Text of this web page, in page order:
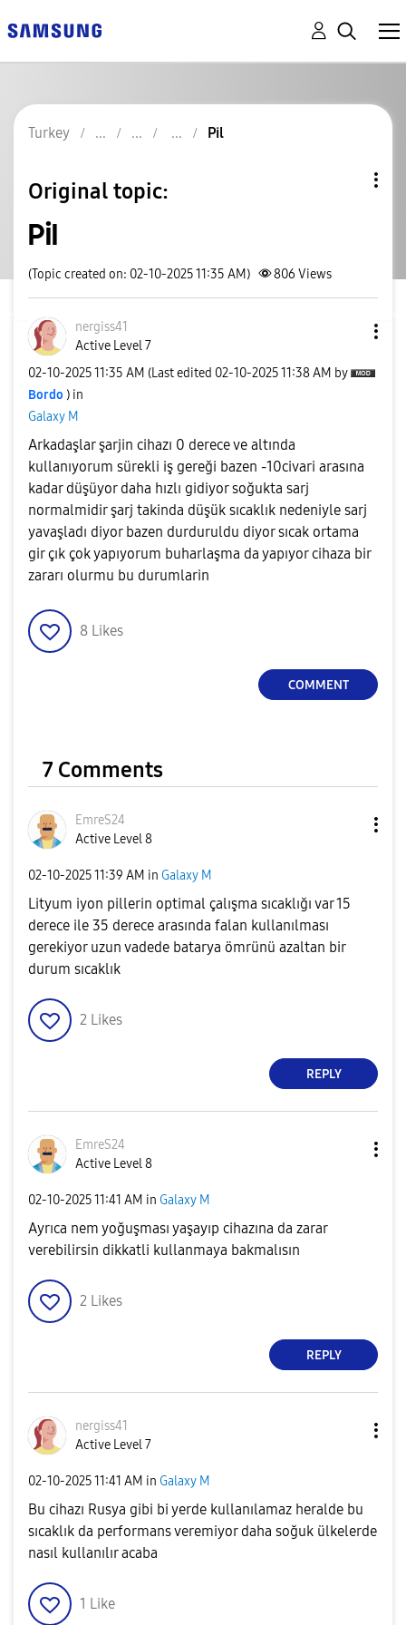
Turkey Pil
Original topic:
Pil
(Topic created on: 02-10-2025 11:35 AM) 806 Views
nergiss41
Active Level 7
‎02-10-202511:35 AM (Last edited ‎02-10-202511:38 AM by
Bordo ) in
Galaxy M
Arkadaşlar şarjin cihazı 0 derece ve altında
kullanıyorum sürekli iş gereği bazen -10civari arasına
kadar düşüyor daha hızlı gidiyor soğukta sarj
normalmidir şarj takinda düşük sıcaklık nedeniyle sarj
yavaşladı diyor bazen durduruldu diyor sıcak ortama
gir çık çok yapıyorum buharlaşma da yapıyor cihaza bir
zararı olurmu bu durumlarin
8 Likes
COMMENT
7 Comments
EmreS24
Active Level 8
‎02-10-202511:39 AM in Galaxy M
Lityum iyon pillerin optimal çalışma sıcaklığı var 15
derece ile 35 derece arasında falan kullanılması
gerekiyor uzun vadede batarya ömrünü azaltan bir
durum sıcaklık
2 Likes
REPLY
EmreS24
Active Level 8
‎02-10-202511:41 AM in Galaxy M
Ayrıca nem yoğuşması yaşayıp cihazına da zarar
verebilirsin dikkatli kullanmaya bakmalısın
2 Likes
REPLY
nergiss41
Active Level 7
‎02-10-202511:41 AM in Galaxy M
Bu cihazı Rusya gibi bi yerde kullanılamaz heralde bu
sıcaklık da performans veremiyor daha soğuk ülkelerde
nasıl kullanılır acaba
1 Like